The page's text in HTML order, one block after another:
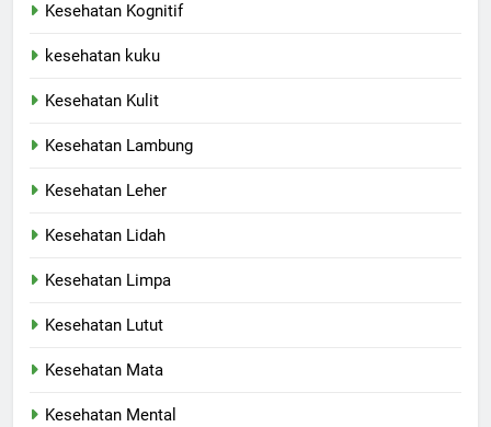
Kesehatan Kognitif
kesehatan kuku
Kesehatan Kulit
Kesehatan Lambung
Kesehatan Leher
Kesehatan Lidah
Kesehatan Limpa
Kesehatan Lutut
Kesehatan Mata
Kesehatan Mental